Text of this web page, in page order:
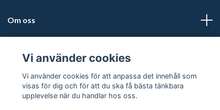
Om oss
Läs mer
Vi använder cookies
Vi använder cookies för att anpassa det innehåll som
visas för dig och för att du ska få bästa tänkbara
upplevelse när du handlar hos oss.